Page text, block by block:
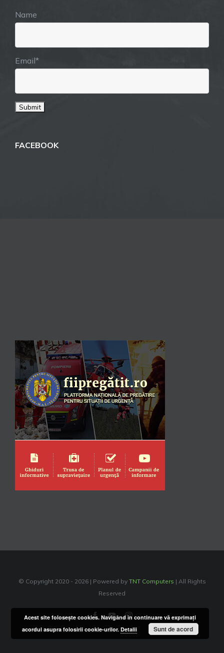
Name
Email*
FACEBOOK
© Copyright 2020 - 2026 | Powered by TNT Computers | All Rights
Reserved
FacebookYouTubeInstagram
Acest site foloseşte cookies. Navigând în continuare vă exprimaţi
acordul asupra folosirii cookie-urilor. Detalii Sunt de acord